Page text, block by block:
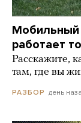
Мобильный
работает
Расскажите,
там, где вы
РАЗБОР день